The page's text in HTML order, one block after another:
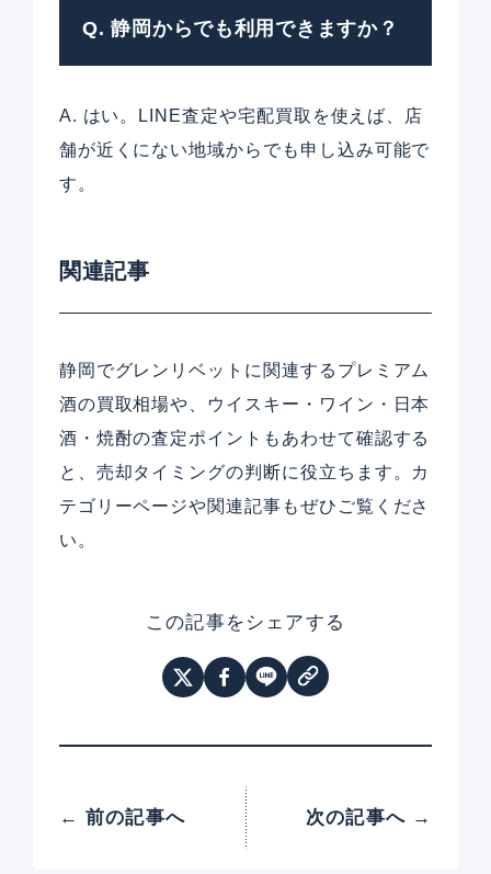
Q. 静岡からでも利用できますか？
A. はい。LINE査定や宅配買取を使えば、店
舗が近くにない地域からでも申し込み可能で
す。
関連記事
静岡でグレンリベットに関連するプレミアム
酒の買取相場や、ウイスキー・ワイン・日本
酒・焼酎の査定ポイントもあわせて確認する
と、売却タイミングの判断に役立ちます。カ
テゴリーページや関連記事もぜひご覧くださ
い。
この記事をシェアする
← 前の記事へ 次の記事へ →